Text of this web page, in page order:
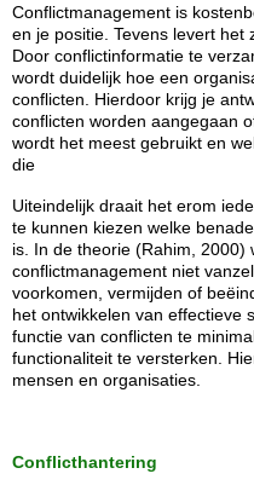
Conflictmanagement is
en je positie. Tevens levert het
Door conflictinformatie te
wordt duidelijk hoe een
conflicten. Hierdoor krijg je
conflicten worden aangegaan
wordt het meest gebruikt en
die
Uiteindelijk draait het erom
te kunnen kiezen welke
is. In de theorie (Rahim, 2000)
conflictmanagement niet
voorkomen, vermijden of
het ontwikkelen van effectieve
functie van conflicten te
functionaliteit te versterken.
mensen en organisaties.
Conflicthantering